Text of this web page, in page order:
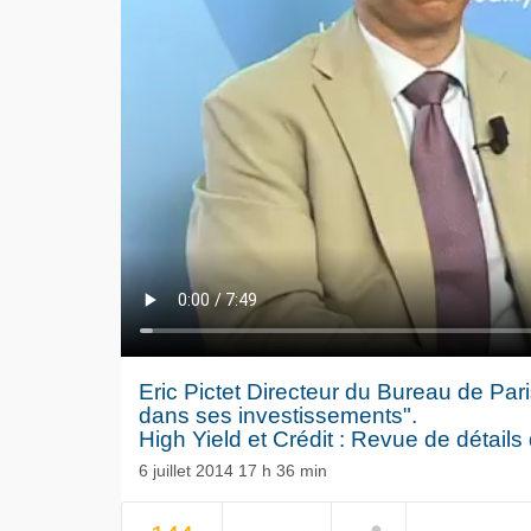
Eric Pictet Directeur du Bureau de
dans ses investissements".
High Yield et Crédit : Revue de
6 juillet 2014 17 h 36 min